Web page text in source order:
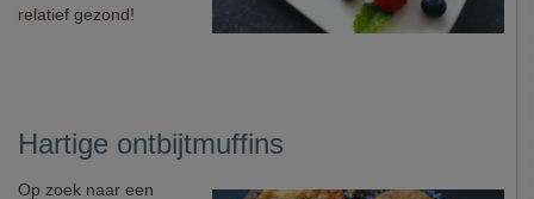
relatief gezond!
Hartige ontbijtmuffins
Op zoek naar een